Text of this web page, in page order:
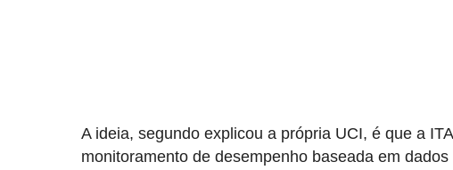
A ideia, segundo explicou a própria UCI, é que a
monitoramento de desempenho baseada em